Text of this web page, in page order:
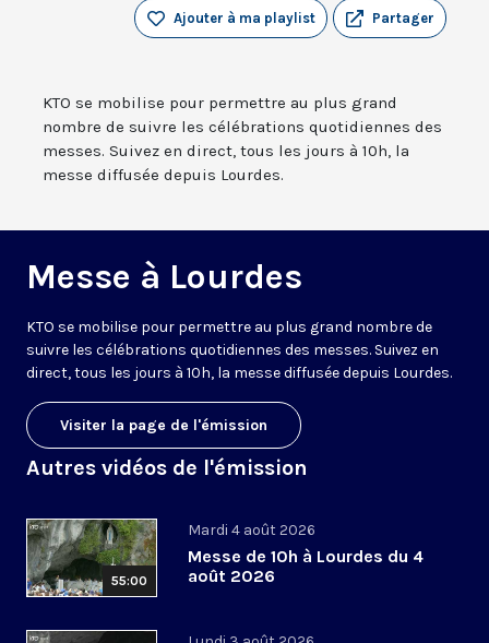
Partager
Ajouter à ma playlist
KTO se mobilise pour permettre au plus grand
nombre de suivre les célébrations quotidiennes des
messes. Suivez en direct, tous les jours à 10h, la
messe diffusée depuis Lourdes.
Messe à Lourdes
KTO se mobilise pour permettre au plus grand nombre de
suivre les célébrations quotidiennes des messes. Suivez en
direct, tous les jours à 10h, la messe diffusée depuis Lourdes.
Visiter la page de l'émission
Autres vidéos de l'émission
55:00
Mardi 4 août 2026
Messe de 10h à Lourdes du 4
août 2026